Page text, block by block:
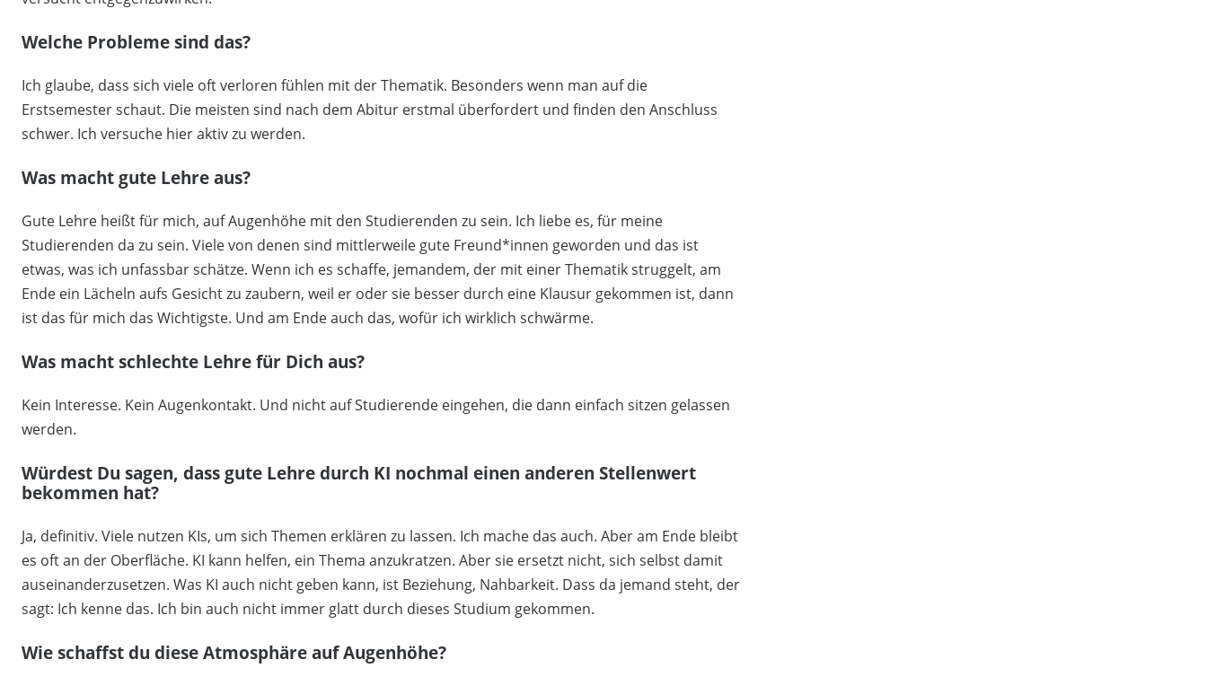
Welche Probleme sind das?
Ich glaube, dass sich viele oft verloren fühlen mit der Thematik. Besonders wenn man auf die
Erstsemester schaut. Die meisten sind nach dem Abitur erstmal überfordert und finden den Anschluss
schwer. Ich versuche hier aktiv zu werden.
Was macht gute Lehre aus?
Gute Lehre heißt für mich, auf Augenhöhe mit den Studierenden zu sein. Ich liebe es, für meine
Studierenden da zu sein. Viele von denen sind mittlerweile gute Freund*innen geworden und das ist
etwas, was ich unfassbar schätze. Wenn ich es schaffe, jemandem, der mit einer Thematik struggelt, am
Ende ein Lächeln aufs Gesicht zu zaubern, weil er oder sie besser durch eine Klausur gekommen ist, dann
ist das für mich das Wichtigste. Und am Ende auch das, wofür ich wirklich schwärme.
Was macht schlechte Lehre für Dich aus?
Kein Interesse. Kein Augenkontakt. Und nicht auf Studierende eingehen, die dann einfach sitzen gelassen
werden.
Würdest Du sagen, dass gute Lehre durch KI nochmal einen anderen Stellenwert
bekommen hat?
Ja, definitiv. Viele nutzen KIs, um sich Themen erklären zu lassen. Ich mache das auch. Aber am Ende bleibt
es oft an der Oberfläche. KI kann helfen, ein Thema anzukratzen. Aber sie ersetzt nicht, sich selbst damit
auseinanderzusetzen. Was KI auch nicht geben kann, ist Beziehung, Nahbarkeit. Dass da jemand steht, der
sagt: Ich kenne das. Ich bin auch nicht immer glatt durch dieses Studium gekommen.
Wie schaffst du diese Atmosphäre auf Augenhöhe?